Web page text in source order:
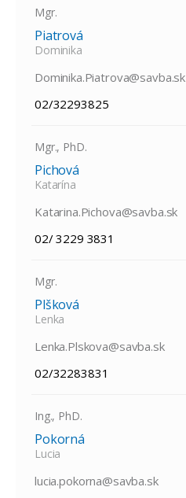
Mgr.
Piatrová
Dominika
Dominika.Piatrova@savba.sk
02/32293825
Mgr., PhD.
Pichová
Katarína
Katarina.Pichova@savba.sk
02/ 3229 3831
Mgr.
Plšková
Lenka
Lenka.Plskova@savba.sk
02/32283831
Ing., PhD.
Pokorná
Lucia
lucia.pokorna@savba.sk